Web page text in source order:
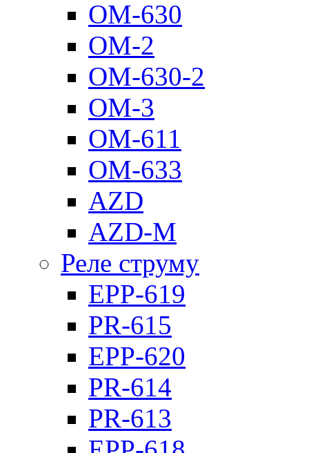
ОМ-630
ОМ-2
ОМ-630-2
ОМ-3
ОМ-611
ОМ-633
AZD
AZD-M
Реле струму
EPP-619
PR-615
EPP-620
PR-614
PR-613